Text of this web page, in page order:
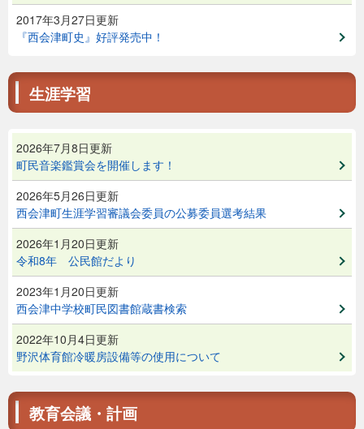
2017年3月27日更新
『西会津町史』好評発売中！
生涯学習
2026年7月8日更新
町民音楽鑑賞会を開催します！
2026年5月26日更新
西会津町生涯学習審議会委員の公募委員選考結果
2026年1月20日更新
令和8年 公民館だより
2023年1月20日更新
西会津中学校町民図書館蔵書検索
2022年10月4日更新
野沢体育館冷暖房設備等の使用について
教育会議・計画